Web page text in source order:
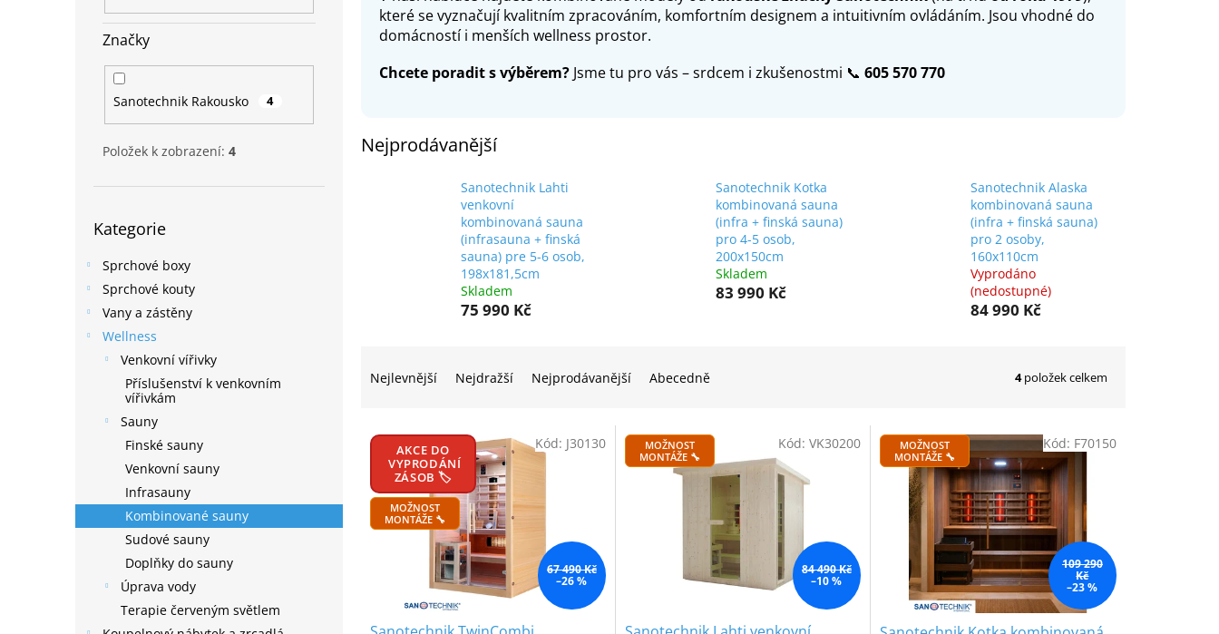
Značky
Sanotechnik Rakousko 4
Položek k zobrazení: 4
kategorie
Kategorie
Sprchové boxy
Sprchové kouty
Vany a zástěny
Wellness
Venkovní vířivky
Příslušenství k venkovním
vířivkám
Sauny
Finské sauny
Venkovní sauny
Infrasauny
Kombinované sauny
Sudové sauny
Doplňky do sauny
Úprava vody
Terapie červeným světlem
které se vyznačují kvalitním zpracováním, komfortním designem a intuitivním ovládáním. Jsou vhodné do
domácností i menších wellness prostor.
Chcete poradit s výběrem? Jsme tu pro vás – srdcem i zkušenostmi 📞 605 570 770
Nejprodávanější
Sanotechnik Lahti
venkovní
kombinovaná sauna
(infrasauna + finská
sauna) pre 5-6 osob,
198x181,5cm
Skladem
75 990 Kč
Sanotechnik Kotka
kombinovaná sauna
(infra + finská sauna)
pro 4-5 osob,
200x150cm
Skladem
83 990 Kč
Sanotechnik Alaska
kombinovaná sauna
(infra + finská sauna)
pro 2 osoby,
160x110cm
Vyprodáno
(nedostupné)
84 990 Kč
n
d
Nejlevnější Nejdražší Nejprodávanější Abecedně 4položek celkem
V
p
AKCE DO
VYPRODÁNÍ
ZÁSOB 🏷️
MOŽNOST
MONTÁŽE 🔧
67 490 Kč
–26 %
Kód: J30130
MOŽNOST
MONTÁŽE 🔧
84 490 Kč
–10 %
Kód: VK30200
MOŽNOST
MONTÁŽE 🔧
109 290
Kč
–23 %
Kód: F70150